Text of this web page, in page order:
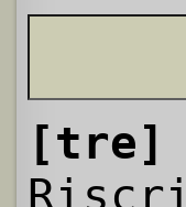
[tre]